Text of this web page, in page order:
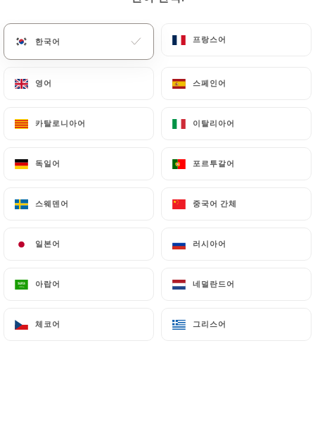
메뉴
한국어 프랑스어
영어 스페인어
카탈로니아어 이탈리아어
독일어 포르투갈어
스웨덴어 중국어 간체
일본어 러시아어
아랍어 네덜란드어
체코어 그리스어
홈 연락처
연락처
Le Volant Basque
13 Rue Béatrix Dussane
한국어 프랑스어
영어 스페인어
카탈로니아어 이탈리아어
독일어 포르투갈어
스웨덴어 중국어 간체
일본어 러시아어
아랍어 네덜란드어
체코어 그리스어